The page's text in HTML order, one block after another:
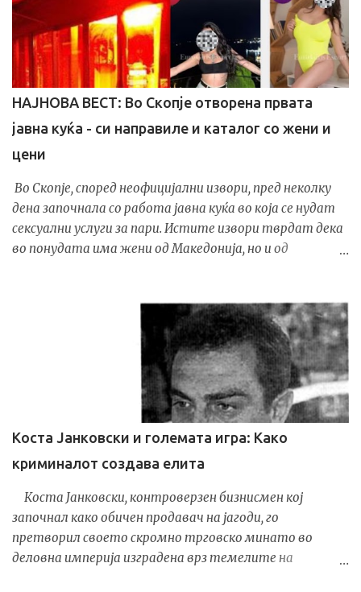
НАЈНОВА ВЕСТ: Во Скопје отворена првата
јавна куќа - си направиле и каталог со жени и
цени
Во Скопје, според неофицијални извори, пред неколку
дена започнала со работа јавна куќа во која се нудат
сексуални услуги за пари. Истите извори тврдат дека
во понудата има жени од Македонија, но и од
како и можност за закажување на термин. Цените се
движат од околу 100 до 600 евра , во зависност од
времетраењето на ангажманот. Организирањето и
посредувањето во проституција во Република
Македонија е строго забрането и казниво според
Кривичниот законик , со можност за високи парични и
затворски казни . И покрај сериозноста на случајот,
досега нема реакција од Министерството за
внатрешни работи ниту од другите надлежни
институции . Граѓаните очекуваат истрага и
официјално потврдување или демантирање на
Коста Јанковски и големата игра: Како
криминалот создава елита
Коста Јанковски, контроверзен бизнисмен кој
започнал како обичен продавач на јагоди, го
претворил своето скромно трговско минато во
деловна империја изградена врз темелите на